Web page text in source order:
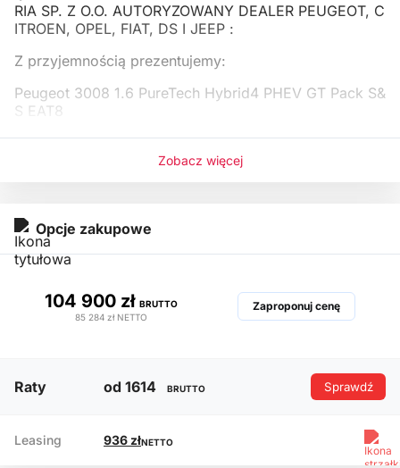
RIA SP. Z O.O. AUTORYZOWANY DEALER PEUGEOT, C
ITROEN, OPEL, FIAT, DS I JEEP :
Z przyjemnością prezentujemy:
Peugeot 3008 1.6 PureTech Hybrid4 PHEV GT Pack S&
S EAT8
Zobacz więcej
Opcje zakupowe
104 900 zł BRUTTO
85 284 zł NETTO
Zaproponuj cenę
Raty od 1614 BRUTTO Sprawdź
Leasing 936 złNETTO